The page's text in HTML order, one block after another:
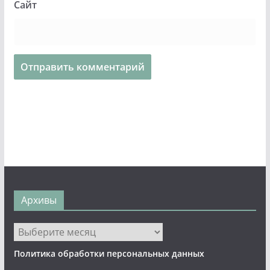
Сайт
Архивы
Архивы
Политика обработки персональных данных